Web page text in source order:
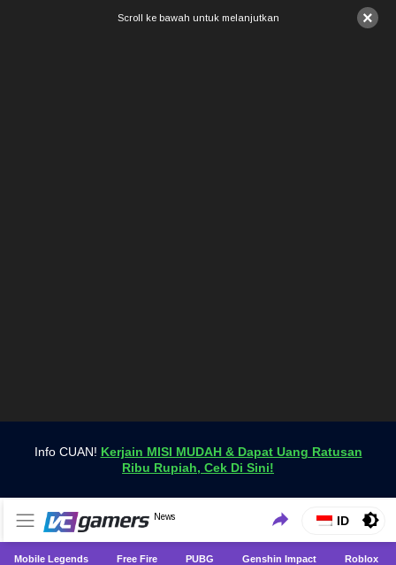
×
Scroll ke bawah untuk melanjutkan
Info CUAN! Kerjain MISI MUDAH & Dapat Uang Ratusan
Ribu Rupiah, Cek Di Sini!
VCGamers News
News
Dapatkan Berita Games Terbaru Hanya di VCGamers
ID
Mobile Legends Free Fire PUBG Genshin Impact Roblox